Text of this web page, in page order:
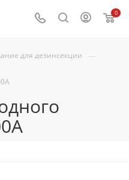
0
для дезинсекции —